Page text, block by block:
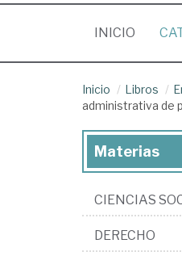
INICIO
Inicio Libros
administrativa de
Materias
CIENCIAS
DERECHO